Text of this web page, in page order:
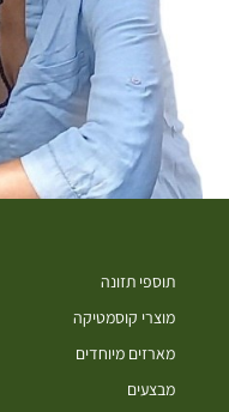
תוספי תזונה
מוצרי קוסמטיקה
מארזים מיוחדים
מבצעים